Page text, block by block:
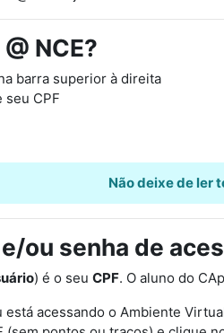
NCE?
barra superior à direita
seu CPF
Não deixe de ler
ou senha de
) é o seu CPF. O aluno do
acessando o Ambiente